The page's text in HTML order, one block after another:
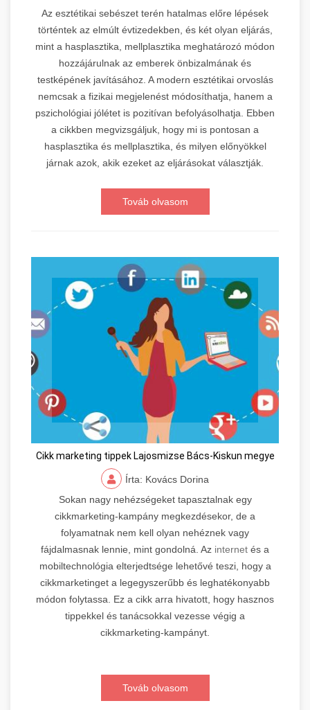
Az esztétikai sebészet terén hatalmas előre lépések
történtek az elmúlt évtizedekben, és két olyan eljárás,
mint a hasplasztika, mellplasztika meghatározó módon
hozzájárulnak az emberek önbizalmának és
testképének javításához. A modern esztétikai orvoslás
nemcsak a fizikai megjelenést módosíthatja, hanem a
pszichológiai jólétet is pozitívan befolyásolhatja. Ebben
a cikkben megvizsgáljuk, hogy mi is pontosan a
hasplasztika és mellplasztika, és milyen előnyökkel
járnak azok, akik ezeket az eljárásokat választják.
Továb olvasom
Cikk marketing tippek Lajosmizse Bács-Kiskun megye
Írta: Kovács Dorina
Sokan nagy nehézségeket tapasztalnak egy
cikkmarketing-kampány megkezdésekor, de a
folyamatnak nem kell olyan nehéznek vagy
fájdalmasnak lennie, mint gondolná. Az internet és a
mobiltechnológia elterjedtsége lehetővé teszi, hogy a
cikkmarketinget a legegyszerűbb és leghatékonyabb
módon folytassa. Ez a cikk arra hivatott, hogy hasznos
tippekkel és tanácsokkal vezesse végig a
cikkmarketing-kampányt.
Továb olvasom